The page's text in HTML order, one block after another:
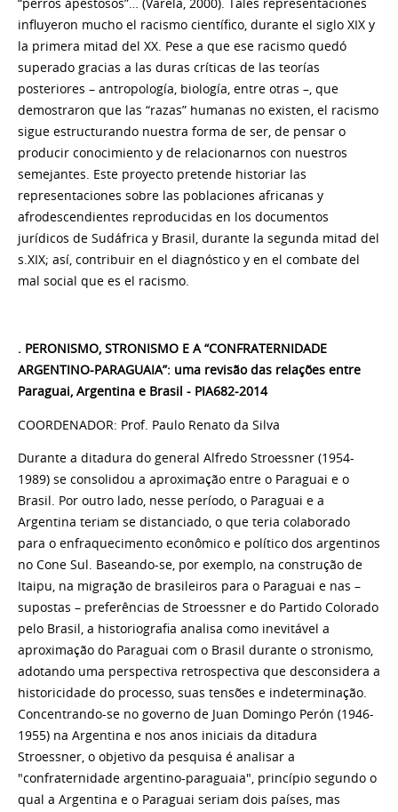
“perros apestosos”… (Varela, 2000). Tales representaciones
influyeron mucho el racismo científico, durante el siglo XIX y
la primera mitad del XX. Pese a que ese racismo quedó
superado gracias a las duras críticas de las teorías
posteriores – antropología, biología, entre otras –, que
demostraron que las “razas” humanas no existen, el racismo
sigue estructurando nuestra forma de ser, de pensar o
producir conocimiento y de relacionarnos con nuestros
semejantes. Este proyecto pretende historiar las
representaciones sobre las poblaciones africanas y
afrodescendientes reproducidas en los documentos
jurídicos de Sudáfrica y Brasil, durante la segunda mitad del
s.XIX; así, contribuir en el diagnóstico y en el combate del
mal social que es el racismo.
. PERONISMO, STRONISMO E A “CONFRATERNIDADE
ARGENTINO-PARAGUAIA”: uma revisão das relações entre
Paraguai, Argentina e Brasil - PIA682-2014
COORDENADOR: Prof. Paulo Renato da Silva
Durante a ditadura do general Alfredo Stroessner (1954-
1989) se consolidou a aproximação entre o Paraguai e o
Brasil. Por outro lado, nesse período, o Paraguai e a
Argentina teriam se distanciado, o que teria colaborado
para o enfraquecimento econômico e político dos argentinos
no Cone Sul. Baseando-se, por exemplo, na construção de
Itaipu, na migração de brasileiros para o Paraguai e nas –
supostas – preferências de Stroessner e do Partido Colorado
pelo Brasil, a historiografia analisa como inevitável a
aproximação do Paraguai com o Brasil durante o stronismo,
adotando uma perspectiva retrospectiva que desconsidera a
historicidade do processo, suas tensões e indeterminação.
Concentrando-se no governo de Juan Domingo Perón (1946-
1955) na Argentina e nos anos iniciais da ditadura
Stroessner, o objetivo da pesquisa é analisar a
"confraternidade argentino-paraguaia", princípio segundo o
qual a Argentina e o Paraguai seriam dois países, mas